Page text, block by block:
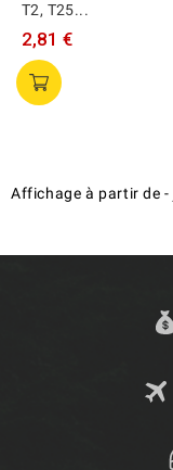
T2, T25...
2,81 €
Affichage à partir de-